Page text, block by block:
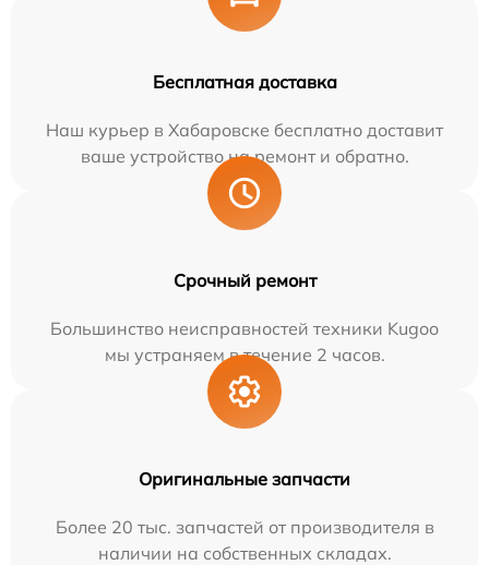
Бесплатная доставка
Наш курьер в Хабаровске бесплатно доставит
ваше устройство на ремонт и обратно.
Срочный ремонт
Большинство неисправностей техники Kugoo
мы устраняем в течение 2 часов.
Оригинальные запчасти
Более 20 тыс. запчастей от производителя в
наличии на собственных складах.